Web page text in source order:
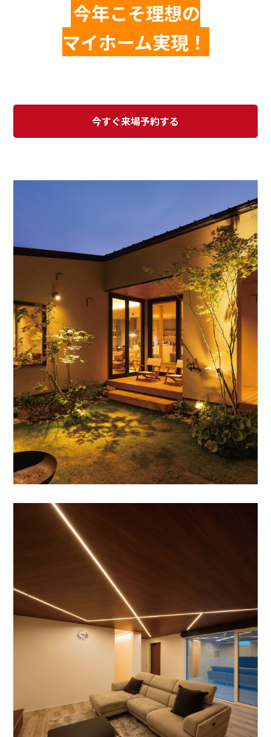
今年こそ理想の
マイホーム実現！
今すぐ来場予約する